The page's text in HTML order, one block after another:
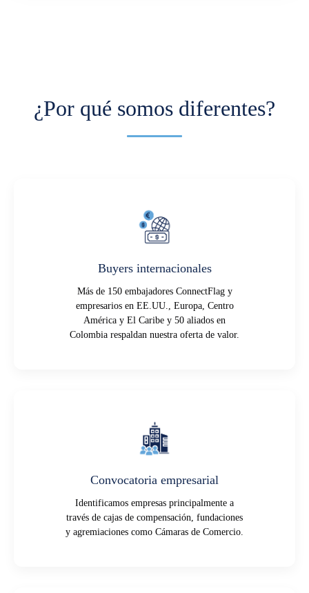
¿Por qué somos diferentes?
Buyers internacionales
Más de 150 embajadores ConnectFlag y
empresarios en EE.UU., Europa, Centro
América y El Caribe y 50 aliados en
Colombia respaldan nuestra oferta de valor.
Convocatoria empresarial
Identificamos empresas principalmente a
través de cajas de compensación, fundaciones
y agremiaciones como Cámaras de Comercio.